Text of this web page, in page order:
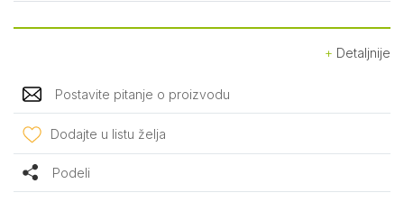
Detaljnije
Postavite pitanje o proizvodu
Dodajte u listu želja
Podeli